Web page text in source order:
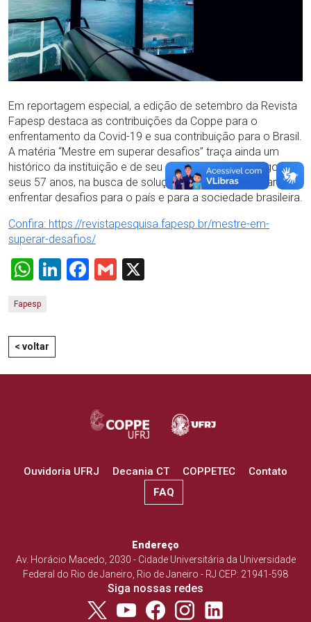
Em reportagem especial, a edição de setembro da Revista
Fapesp destaca as contribuições da Coppe para o
enfrentamento da Covid-19 e sua contribuição para o Brasil.
A matéria “Mestre em superar desafios” traça ainda um
histórico da instituição e de seu engajamento, ao longo de
seus 57 anos, na busca de soluções de engenharia para
enfrentar desafios para o país e para a sociedade brasileira.
Confira: https://revistapesquisa.fapesp.br/mestre-em-
superar-desafios/
WhatsApp
LinkedIn
Facebook
Gmail
Fapesp
< voltar
Ouvidoria UFRJ Decania CT COPPETEC
Contato
FAQ
Endereço
Av. Horácio Macedo, 2030 - Cidade Universitária da Universidade
Federal do Rio de Janeiro, Rio de Janeiro - RJ CEP: 21941-598
Siga nossas redes